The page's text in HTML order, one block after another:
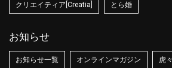
クリエイティア[Creatia] とら婚
お知らせ
お知らせ一覧 オンラインマガジン 虎